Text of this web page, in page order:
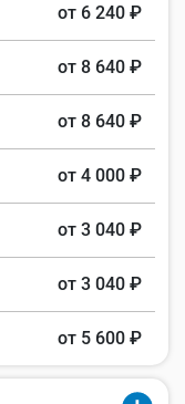
от 6 240 ₽
от 8 640 ₽
от 8 640 ₽
от 4 000 ₽
от 3 040 ₽
от 3 040 ₽
от 5 600 ₽